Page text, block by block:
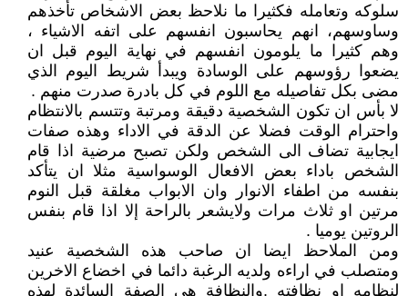
سلوكه وتعامله فكثيرا ما نلاحظ بعض الاشخاص تأخذهم
وساوسهم، انهم يحاسبون انفسهم على اتفه الاشياء ،
وهم كثيرا ما يلومون انفسهم في نهاية اليوم قبل ان
يضعوا رؤوسهم على الوسادة ويبدأ شريط اليوم الذي
مضى بكل تفاصيله مع اللوم في كل بادرة صدرت منهم .
لا بأس ان تكون الشخصية دقيقة ومرتبة وتتسم بالانتظام
واحترام الوقت فضلا عن الدقة في الاداء وهذه صفات
ايجابية تضاف الى الشخص ولكن تصبح مرضية اذا قام
الشخص باداء بعض الافعال الوسواسية مثلا ان يتأكد
بنفسه من اطفاء الانوار وان الابواب مغلقة قبل النوم
مرتين او ثلاث مرات ولايشعر بالراحة إلا اذا قام بنفس
الروتين يوميا .
ومن الملاحظ ايضا ان صاحب هذه الشخصية عنيد
ومتصلب في اراءه ولديه الرغبة دائما في اخضاع الاخرين
لنظامه او نظافته .والنظافة هي الصفة السائدة لهذه